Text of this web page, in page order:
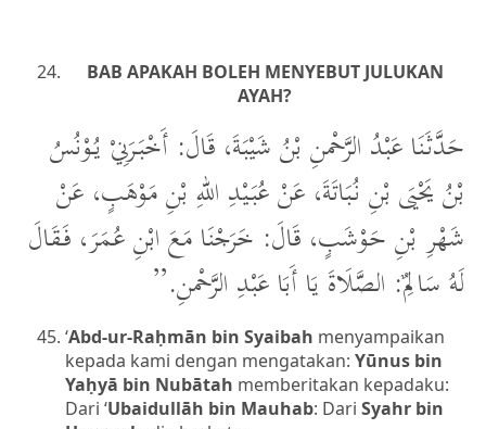
BAB APAKAH BOLEH MENYEBUT JULUKAN
AYAH?
حَدَّثَنَا عَبْدُ الرَّحْمنِ بْنُ شَيْبَةَ، قَالَ: أَخْبَرَنِيْ يُوْنُسُ
بْنُ يَحْيَى بْنِ نُبَاتَةَ، عَنْ عُبَيْدِ اللهِ بْنِ مَوْهَبٍ، عَنْ
شَهْرِ بْنِ حَوْشَبٍ، قَالَ: خَرَجْنَا مَعَ ابْنِ عُمَرَ، فَقَالَ
لَهُ سَالِمٌ: الصَّلَاةَ يَا أَبَا عَبْدِ الرَّحْمنِ.”
‘Abd-ur-Raḥmān bin Syaibah menyampaikan
kepada kami dengan mengatakan: Yūnus bin
Yaḥyā bin Nubātah memberitakan kepadaku:
Dari ‘Ubaidullāh bin Mauhab: Dari Syahr bin